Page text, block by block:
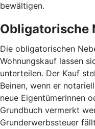
bewältigen.
Obligatorische
Die obligatorischen
Wohnungskauf lassen
unterteilen. Der Kauf
Beinen, wenn er
neue Eigentümerinnen
Grundbuch vermerkt
Grunderwerbssteuer